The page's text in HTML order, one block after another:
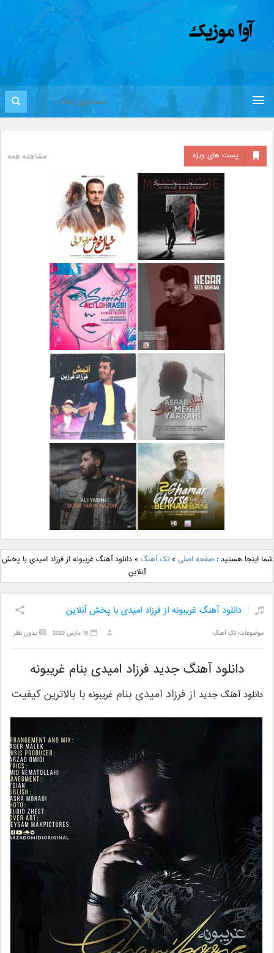
پست های ویژه مشاهده همه
دانلود آلبوم جدید سیروان
خسروی بنام مونولوگ
دانلود آهنگ جدید علیرضا
قربانی بنام خیال خوش
دانلود آهنگ جدید رضا
بهرام بنام نگار
دانلود آهنگ جدید علی
لهراسبی بنام صورت
دانلود آهنگ جدید مهدی
یراحی بنام اسرار
دانلود آهنگ جدید فرزاد
فرزین بنام آتیش
دانلود آهنگ جدید بهنام
بانی بنام قرص قمر 2
دانلود آهنگ جدید علی
یاسینی بنام دورترین نزدیک
شما اینجا هستید :صفحه اصلی »تک آهنگ »دانلود آهنگ غریبونه از فرزاد امیدی با پخش
آنلاین
دانلود آهنگ غریبونه از فرزاد امیدی با پخش آنلاین
موضوعات:تک آهنگ بدون نظر 18 مارس 2022
دانلود آهنگ جدید فرزاد امیدی بنام غریبونه
دانلود آهنگ جدید ازفرزاد امیدیبنامغریبونهبا بالاترین کیفیت